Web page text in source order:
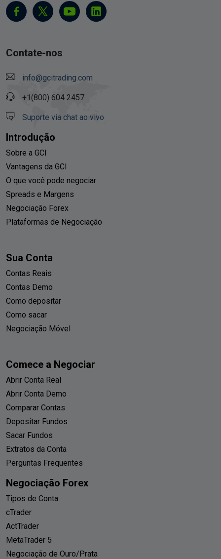
Contate-nos
info@gcitrading.com
+1(800) 604 2457
Suporte via chat ao vivo
Introdução
Sobre a GCI
Vantagens da GCI
O que você pode negociar
Spreads e Margens
Negociação Forex
Plataformas de Negociação
Sua Conta
Contas Reais
Contas Demo
Como depositar
Como sacar
Negociação Móvel
Comece a Negociar
Abrir Conta Real
Abrir Conta Demo
Comparar Contas
Depositar Fundos
Sacar Fundos
Extratos da Conta
Perguntas Frequentes
Negociação Forex
Tipos de Conta
cTrader
ActTrader
MetaTrader 5
Negociação de Ouro/Prata